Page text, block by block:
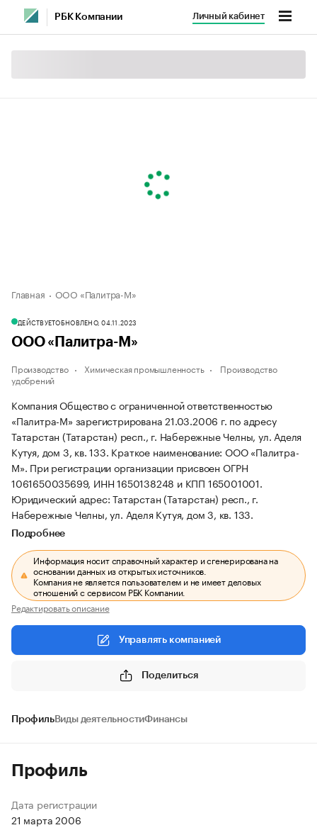
РБК Компании Личный кабинет
Главная ООО «Палитра-М»
ДЕЙСТВУЕТОБНОВЛЕНО, 04.11.2023
ООО «Палитра-М»
Производство Химическая промышленность
Производство
удобрений
Компания Общество с ограниченной ответственностью
«Палитра-М» зарегистрирована 21.03.2006 г. по адресу
Татарстан (Татарстан) респ., г. Набережные Челны, ул. Аделя
Кутуя, дом 3, кв. 133. Краткое наименование: ООО «Палитра-
М». При регистрации организации присвоен ОГРН
1061650035699, ИНН 1650138248 и КПП 165001001.
Юридический адрес: Татарстан (Татарстан) респ., г.
Набережные Челны, ул. Аделя Кутуя, дом 3, кв. 133.
Подробнее
Информация носит справочный характер и сгенерирована на
основании данных из открытых источников.
Компания не является пользователем и не имеет деловых
отношений с сервисом РБК Компании.
Редактировать описание
Управлять компанией
Поделиться
ПрофильВиды деятельностиФинансы
Профиль
Дата регистрации
21 марта 2006